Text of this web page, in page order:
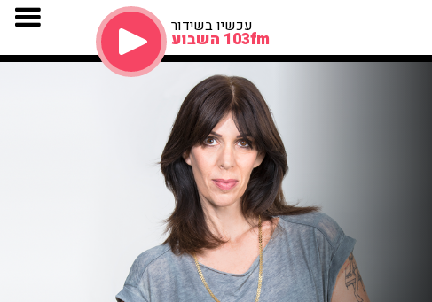
עכשיו בשידור
103fm השבוע